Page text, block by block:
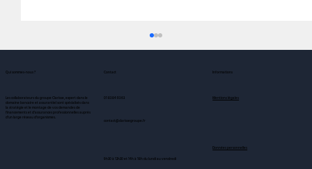
Qui sommes-nous ?
Les collaborateurs du groupe Clarisse, expert dans le
domaine bancaire et assurantiel sont spécialisés dans
la stratégie et le montage de vos demandes de
financements et d'assurances professionnelles auprès
d’un large réseau d’organismes.
Contact
01 83 84 93 63
contact@clarissegroupe.fr
9h30 à 12h30 et 14h à 18h du lundi au vendredi
Informations
Mentions légales
Données personnelles